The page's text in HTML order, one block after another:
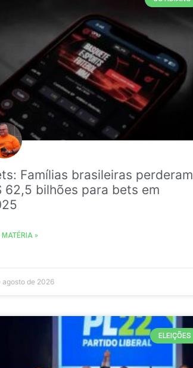
Famílias brasileiras perderam
62,5 bilhões para bets em
MATÉRIA »
agosto de 2026
ELEIÇÕES